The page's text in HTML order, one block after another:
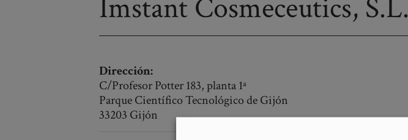
Imstant Cosmeceutics, S.L.
Dirección:
C/Profesor Potter 183, planta 1ª
Parque Científico Tecnológico de Gijón
33203 Gijón